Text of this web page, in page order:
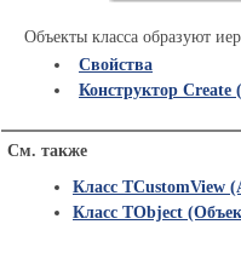
Объекты класса образуют
Свойства
Конструктор Create
См. также
Класс TCustomView
Класс TObject